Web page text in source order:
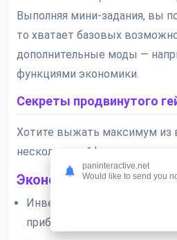
Выполняя мини-задания, вы
то хватает базовых
дополнительные моды —
функциями экономики.
Секреты продвинутого
Хотите выжать максимум из
несколько лайфхаков от
Экономические
Инвестируйте в редкую
прибылью
paninteractive.net
Would like to send you